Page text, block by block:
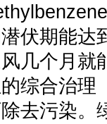
伏期能达
几个月就
的综合治
去污染。